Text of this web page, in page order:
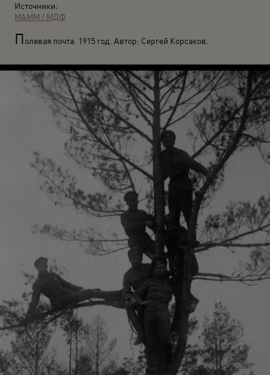
Источники:
МАММ / МДФ
Полевая почта. 1915 год. Автор: Сергей Корсаков.